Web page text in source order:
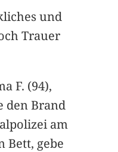
und
Trauer
F. (94),
den Brand
am
Bett, gebe